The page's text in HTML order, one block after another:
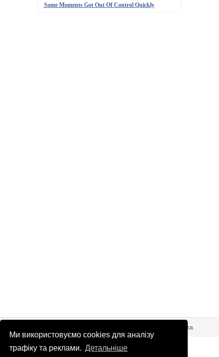
Ми використовуємо cookies для аналізу
трафіку та реклами. Детальніше
Some Moments Got Out Of Control Quickly
Реклама
info@patrioty.org.ua